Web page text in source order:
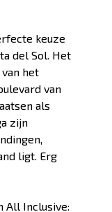
keuze
del Sol. Het
het
van
als
zijn
ligt. Erg
All Inclusive: